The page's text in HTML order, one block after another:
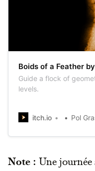
Boids of a Feather
Guide a flock of
levels.
itch.io Pol
Note : Une journée